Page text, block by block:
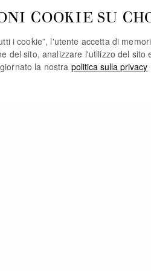
COOKIE SU
i cookie”, l'utente accetta di
del sito, analizzare l'utilizzo del
la nostra politica sulla privacy